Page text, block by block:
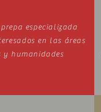
especializada
en las áreas
y humanidades